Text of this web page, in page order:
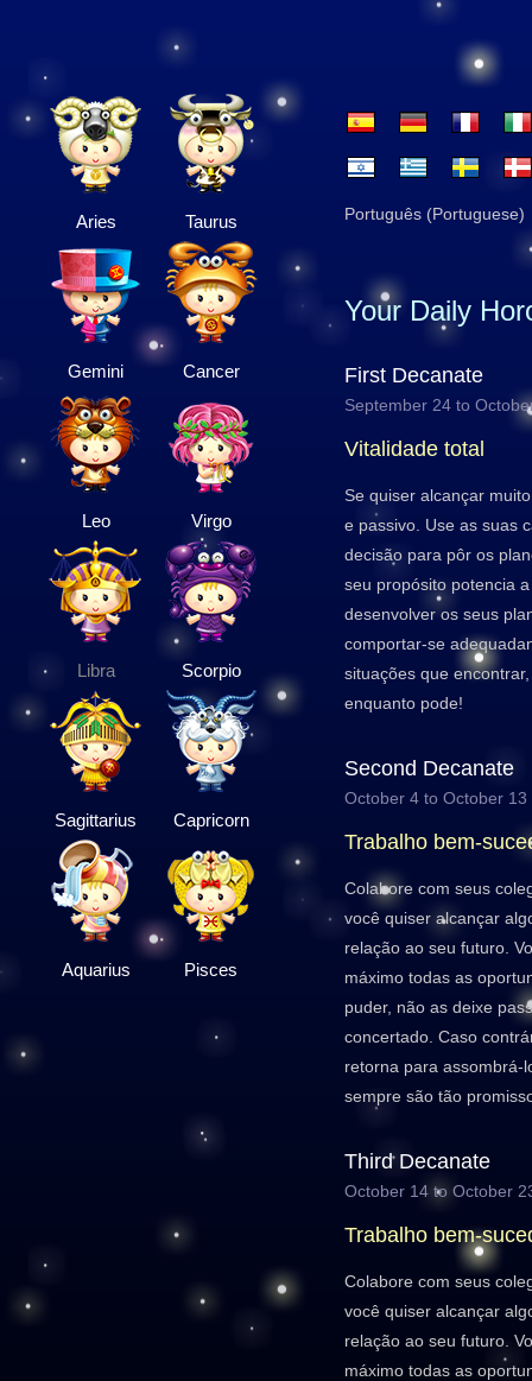
Aries Taurus
Gemini Cancer
Leo Virgo
Libra Scorpio
Sagittarius Capricorn
Aquarius Pisces
Português (Portuguese)
Your Daily
First Decanate
September 24 to
Vitalidade total
Se quiser alcançar
e passivo. Use as suas
decisão para pôr os
seu propósito potencia
desenvolver os seus
comportar-se
situações que
enquanto pode!
Second Decanate
October 4 to October 13
Trabalho bem-
Colabore com seus
você quiser alcançar
relação ao seu futuro.
máximo todas as
puder, não as deixe
concertado. Caso
retorna para assombrá-
sempre são tão
Third Decanate
October 14 to October
Trabalho bem-
Colabore com seus
você quiser alcançar
relação ao seu futuro.
máximo todas as